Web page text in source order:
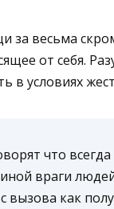
за весьма
от себя.
в условиях
что
враги
вызова как